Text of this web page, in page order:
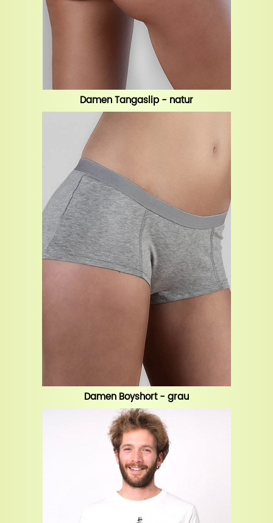
Damen Tangaslip - natur
Damen Boyshort - grau